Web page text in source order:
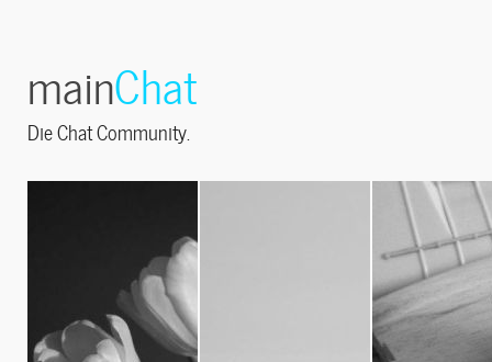
mainChat
Die Chat Community.